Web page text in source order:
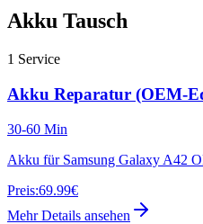
Akku Tausch
1 Service
Akku Reparatur (OEM-
30-60 Min
Akku für Samsung Galaxy A42
Preis:69.99€
Mehr Details ansehen